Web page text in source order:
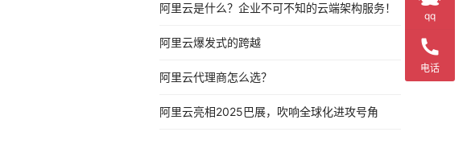
阿里云是什么？企业不可不知的云端架构服务！
阿里云爆发式的跨越
阿里云代理商怎么选？
阿里云亮相2025巴展，吹响全球化进攻号角
qq
电话